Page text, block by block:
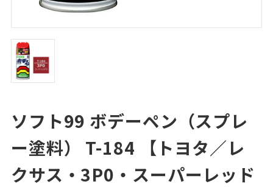
ソフト99 ボデーペン（スプレ
ー塗料） T-184 【トヨタ／レ
クサス・3P0・スーパーレッド